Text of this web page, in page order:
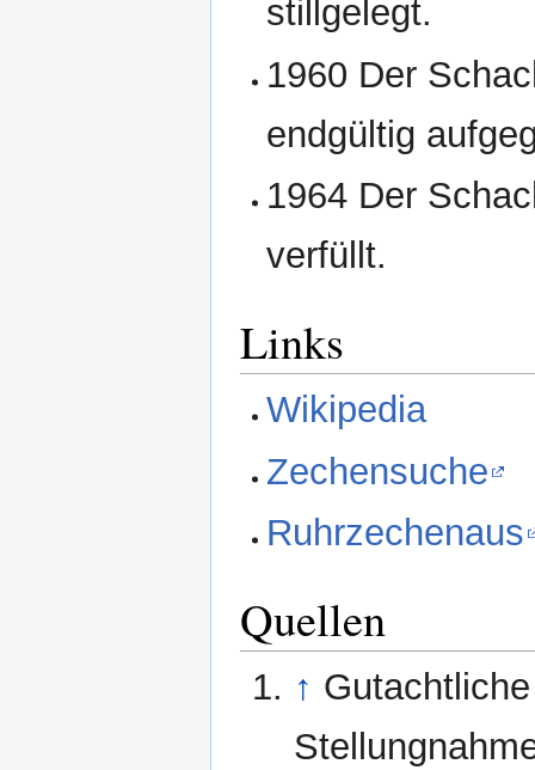
stillgelegt.
1960 Der
endgültig
1964 Der
verfüllt.
Links
Wikipedia
Zechensuche
Ruhrzechenaus
Quellen
↑ Gutachtliche